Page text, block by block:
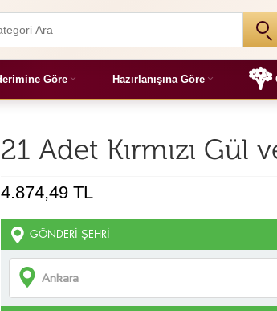
Göre Hazırlanışına Göre
21 Adet Kırmızı Gül
4.874,49 TL
GÖNDERI ŞEHRI